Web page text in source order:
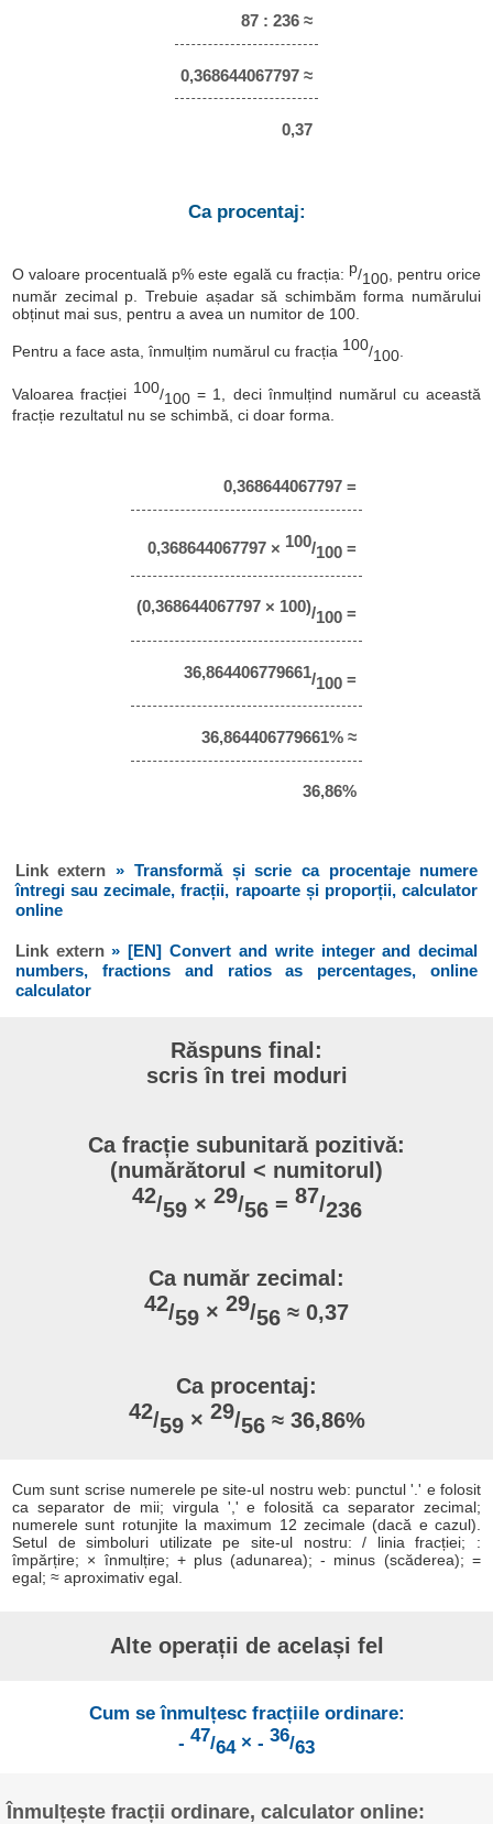
87 : 236 ≈
0,368644067797 ≈
0,37
Ca procentaj:
O valoare procentuală p% este egală cu fracția: p/100, pentru orice
număr zecimal p. Trebuie așadar să schimbăm forma numărului
obținut mai sus, pentru a avea un numitor de 100.
Pentru a face asta, înmulțim numărul cu fracția 100/100
Valoarea fracției 100/100 = 1, deci înmulțind numărul cu această
fracție rezultatul nu se schimbă, ci doar forma.
0,368644067797 =
0,368644067797 × 100/100 =
(0,368644067797 × 100)/100 =
36,864406779661/100 =
36,864406779661% ≈
36,86%
Link extern» Transformă și scrie ca procentaje numere
întregi sau zecimale, fracții, rapoarte și proporții, calculator
online
Link extern» [EN] Convert and write integer and decimal
numbers, fractions and ratios as percentages, online
calculator
Răspuns final:
scris în trei moduri
Ca fracție subunitară pozitivă:
(numărătorul < numitorul)
42/59× 29/56 = 87/236
Ca număr zecimal:
42/59 × 29/56 ≈ 0,37
Ca procentaj:
42/59× 29/56 ≈ 36,86%
Cum sunt scrise numerele pe site-ul nostru web: punctul '.' e folosit
ca separator de mii; virgula ',' e folosită ca separator zecimal;
numerele sunt rotunjite la maximum 12 zecimale (dacă e cazul).
Setul de simboluri utilizate pe site-ul nostru: / linia fracției; :
împărțire; × înmulțire; + plus (adunarea); - minus (scăderea); =
egal; ≈ aproximativ egal.
Alte operații de același fel
Cum se înmulțesc fracțiile ordinare:
- 47/64 × - 36/63
Înmulțește fracții ordinare, calculator online: